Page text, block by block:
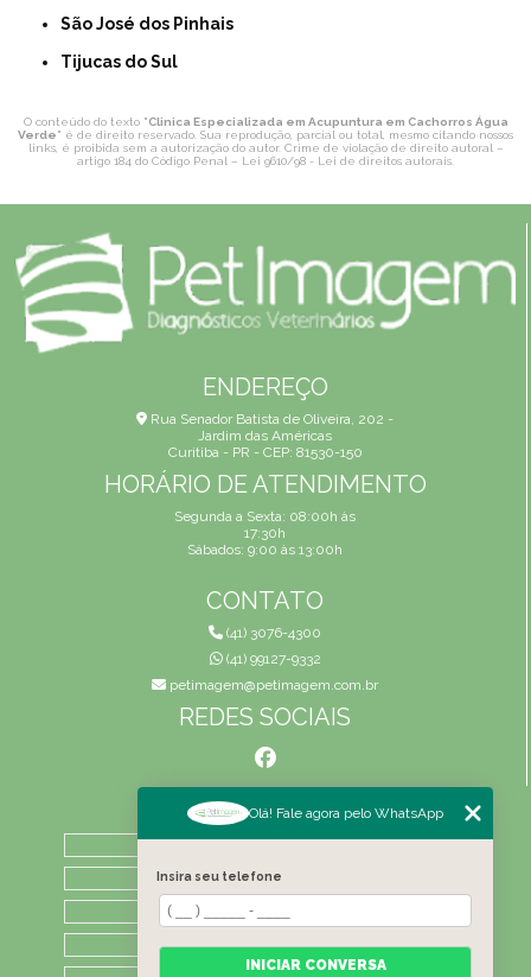
São José dos Pinhais
Tijucas do Sul
O conteúdo do texto "Clinica Especializada em Acupuntura em Cachorros Água
Verde" é de direito reservado. Sua reprodução, parcial ou total, mesmo citando nossos
links, é proibida sem a autorização do autor. Crime de violação de direito autoral –
artigo 184 do Código Penal – Lei 9610/98 - Lei de direitos autorais
ENDEREÇO
Rua Senador Batista de Oliveira, 202 -
Jardim das Américas
Curitiba - PR - CEP: 81530-150
HORÁRIO DE ATENDIMENTO
Segunda a Sexta: 08:00h às
17:30h
Sábados: 9:00 às 13:00h
CONTATO
(41) 3076-4300
(41) 99127-9332
petimagem@petimagem.com.br
REDES SOCIAIS
MENU
HOME
QUEM SOMOS
ATIVIDADES
CONTATO
Olá! Fale agora pelo WhatsApp
Insira seu telefone
INICIAR CONVERSA